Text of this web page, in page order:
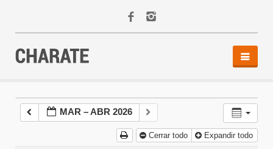
AGENDA
ACTIVIDADES
MAR – ABR 2026
Cerrar todo Expandir todo